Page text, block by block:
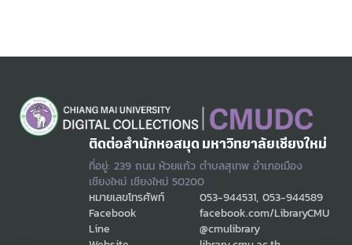
ติดต่อสำนักหอสมุด มหาวิทยาลัยเชียงใหม่
ที่อยู่: 239 ถนน ห้วยแก้ว ตำบลสุเทพ อำเภอเมือง
เชียงใหม่ เชียงใหม่ 50200
หมายเลขโทรศัพท์ 053-944531, 053-944589
Facebook
facebook.com/LibraryCMU
Line
@cmulibrary